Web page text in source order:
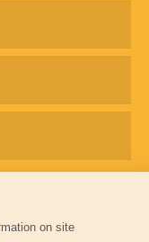
fenntartva
on site